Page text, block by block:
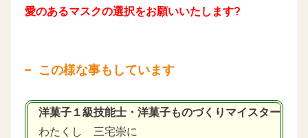
愛のあるマスクの選択をお願いいたします?
この様な事もしています
洋菓子１級技能士・洋菓子ものづくりマイスター
わたくし 三宅崇に